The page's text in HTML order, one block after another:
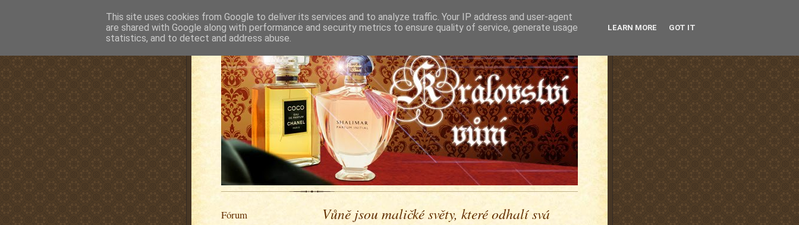
Fórum
Vůně jsou maličké světy, které odhalí svá
This site uses cookies from Google to deliver its services and to analyze traffic. Your IP address and user-agent
are shared with Google along with performance and security metrics to ensure quality of service, generate usage
statistics, and to detect and address abuse.
LEARN MORE GOT IT